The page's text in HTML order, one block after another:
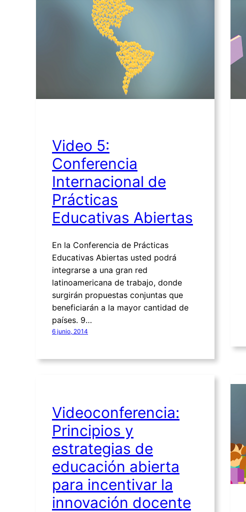
Video 5:
Conferencia
Internacional de
Prácticas
Educativas Abiertas
En la Conferencia de Prácticas
Educativas Abiertas usted podrá
integrarse a una gran red
latinoamericana de trabajo, donde
surgirán propuestas conjuntas que
beneficiarán a la mayor cantidad de
países. 9…
6 junio, 2014
Videoconferencia:
Principios y
estrategias de
educación abierta
para incentivar la
innovación docente